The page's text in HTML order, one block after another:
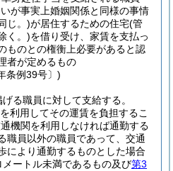
が事実上婚姻関係と同様の事情
じ。)が居住するための住宅(管
く。)を借り受け、家賃を支払っ
ものとの権衡上必要があると認
者が定めるもの
条例39号〕)
る職員に対して支給する。
利用してその運賃を負担するこ
機関を利用しなければ通勤する
職員以外の職員であって、交通
により通勤するものとした場合
ートル未満であるもの及び第3